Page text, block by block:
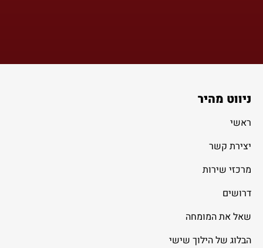
ניווט מהיר
ראשי
יצירת קשר
מרכזי שירות
דרושים
שאל את המומחה
הבלוג של הילוך שישי